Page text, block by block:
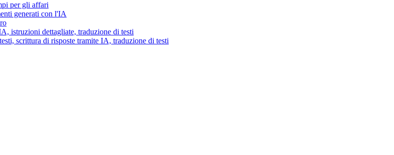
per gli affari
generati con l'IA
istruzioni dettagliate, traduzione di testi
scrittura di risposte tramite IA, traduzione di testi